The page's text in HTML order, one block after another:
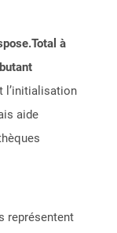
à
l’initialisation
aide
représentent